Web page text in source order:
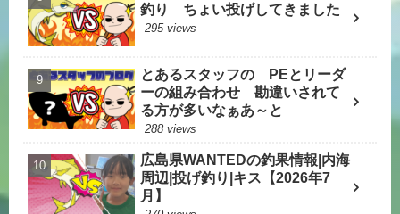
釣り ちょい投げしてきました
295 views
とあるスタッフの PEとリーダ
ーの組み合わせ 勘違いされて
る方が多いなぁあ～と
288 views
広島県WANTEDの釣果情報|内海
周辺|投げ釣り|キス【2026年7
月】